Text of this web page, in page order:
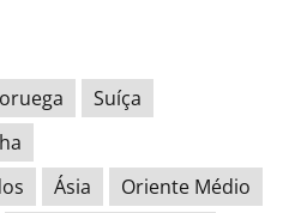
Suíça
Ásia
Oriente Médio